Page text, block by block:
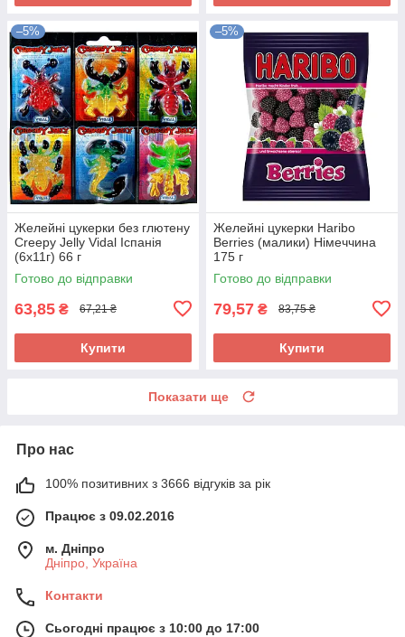
–5%
Желейні цукерки без глютену
Creepy Jelly Vidal Іспанія
(6х11г) 66 г
Готово до відправки
63,85 ₴ 67,21 ₴
Купити
–5%
Желейні цукерки Haribo
Berries (малики) Німеччина
175 г
Готово до відправки
79,57 ₴ 83,75 ₴
Купити
Показати ще
Про нас
100% позитивних з 3666 відгуків за рік
Працює з 09.02.2016
м. Дніпро
Дніпро, Україна
Контакти
Сьогодні працює з 10:00 до 17:00